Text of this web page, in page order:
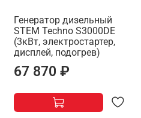
Генератор дизельный
STEM Techno S3000DE
(3кВт, электростартер,
дисплей, подогрев)
67 870 ₽